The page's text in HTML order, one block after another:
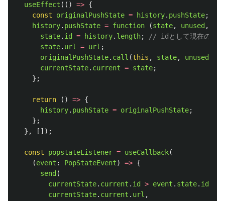
useEffect (() => {
const
originalPushState = history. pushState;
history. pushState = function (state, unused ,
state. id = history. length;
// idとして現在の
state. url = url ;
originalPushState. call (this , state, unused
currentState. current = state;
};
return () => {
history. pushState = originalPushState;
};
},
[]);
const popstateListener = useCallback(
(event : PopStateEvent) => {
send (
currentState. current . id > event . state. id
currentState. current . url ,